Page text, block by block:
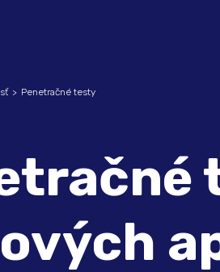
Penetračné testy